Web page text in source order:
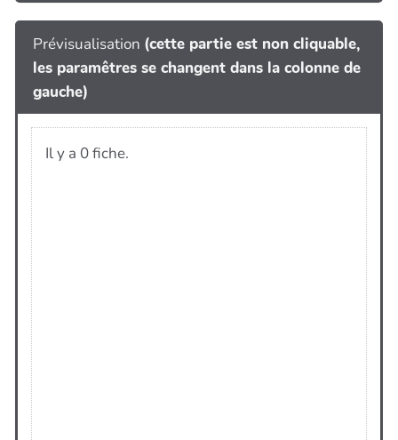
Prévisualisation (cette partie est non cliquable,
les paramêtres se changent dans la colonne de
gauche)